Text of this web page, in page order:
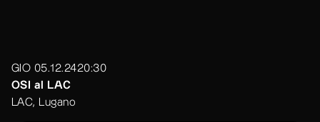
GIO 05.12.2420:30
OSI al LAC
LAC, Lugano